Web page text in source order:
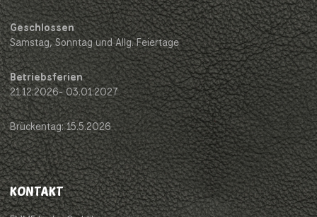
Geschlossen
Samstag, Sonntag und Allg. Feiertage
Betriebsferien
21.12.2026- 03.01.2027
Brückentag: 15.5.2026
KONTAKT